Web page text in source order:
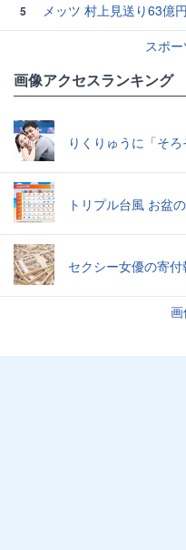
5
メッツ 村上見送り63億
スポ
画像アクセスランキング
りくりゅうに「そろ
トリプル台風 お盆
セクシー女優の寄付